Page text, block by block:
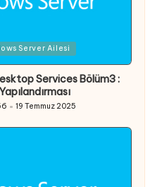
Server Ailesi
Services Bölüm3 :
19 Temmuz 2025